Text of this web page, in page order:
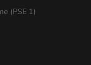
(PSE 1)